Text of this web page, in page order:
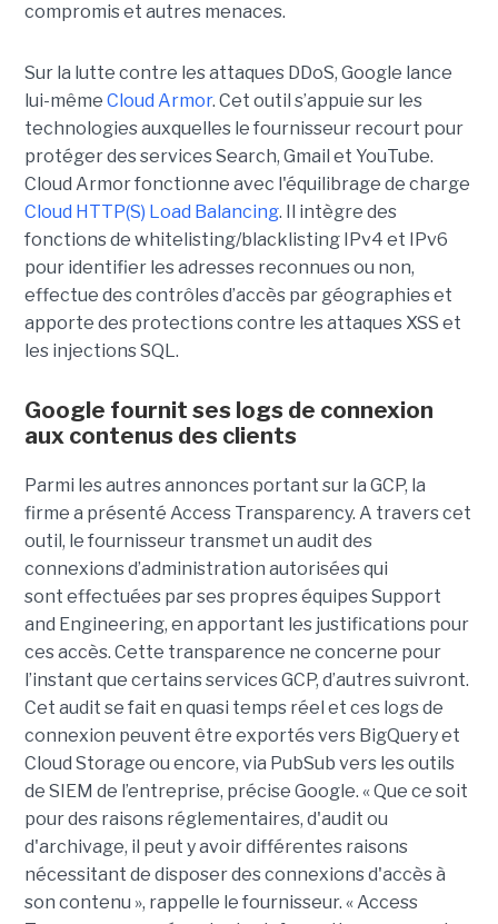
compromis et autres menaces.
Sur la lutte contre les attaques DDoS, Google lance
lui-même Cloud Armor. Cet outil s’appuie sur les
technologies auxquelles le fournisseur recourt pour
protéger des services Search, Gmail et YouTube.
Cloud Armor fonctionne avec l'équilibrage de charge
Cloud HTTP(S) Load Balancing. Il intègre des
fonctions de whitelisting/blacklisting IPv4 et IPv6
pour identifier les adresses reconnues ou non,
effectue des contrôles d’accès par géographies et
apporte des protections contre les attaques XSS et
les injections SQL.
Google fournit ses logs de connexion
aux contenus des clients
Parmi les autres annonces portant sur la GCP, la
firme a présenté Access Transparency. A travers cet
outil, le fournisseur transmet un audit des
connexions d’administration autorisées qui
sont effectuées par ses propres équipes Support
and Engineering, en apportant les justifications pour
ces accès. Cette transparence ne concerne pour
l’instant que certains services GCP, d’autres suivront.
Cet audit se fait en quasi temps réel et ces logs de
connexion peuvent être exportés vers BigQuery et
Cloud Storage ou encore, via PubSub vers les outils
de SIEM de l’entreprise, précise Google. « Que ce soit
pour des raisons réglementaires, d'audit ou
d'archivage, il peut y avoir différentes raisons
nécessitant de disposer des connexions d'accès à
son contenu », rappelle le fournisseur. « Access